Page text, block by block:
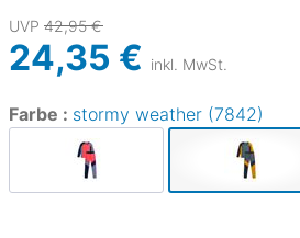
UVP 42,95 €
24,35 € inkl. MwSt.
Farbe : stormy weather (7842)